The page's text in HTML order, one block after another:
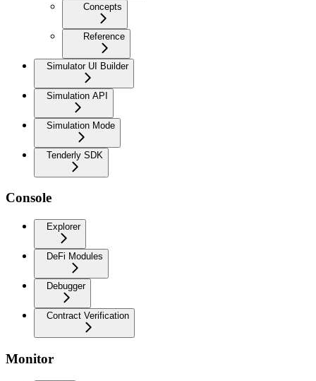
Concepts
Reference
Simulator UI Builder
Simulation API
Simulation Mode
Tenderly SDK
Console
Explorer
DeFi Modules
Debugger
Contract Verification
Monitor